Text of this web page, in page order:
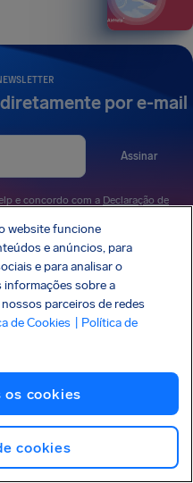
por e-mail
Assinar
e concordo com a Declaração de
dos Direitos dos Passageiros
APRA), cuja missão é promover e
website funcione
e anúncios, para
e para analisar o
informações sobre a
parceiros de redes
de Cookies
| Política de
cookies
cookies